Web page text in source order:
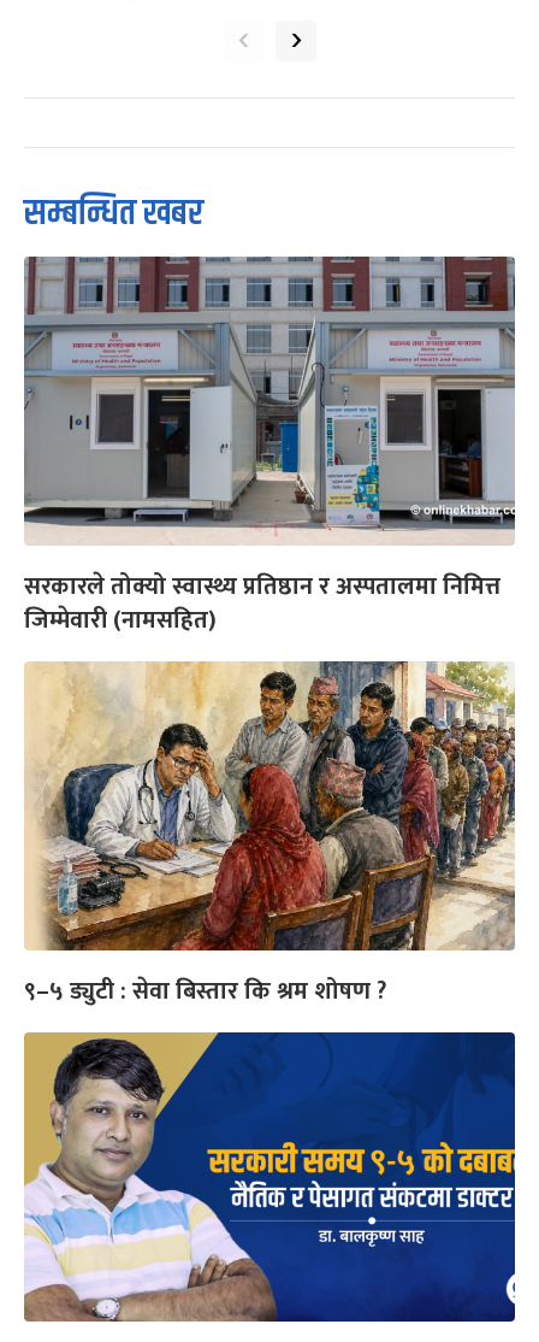
‹ ›
सम्बन्धित खबर
सरकारले तोक्यो स्वास्थ्य प्रतिष्ठान र अस्पतालमा निमित्त
जिम्मेवारी (नामसहित)
९–५ ड्युटी : सेवा बिस्तार कि श्रम शोषण ?